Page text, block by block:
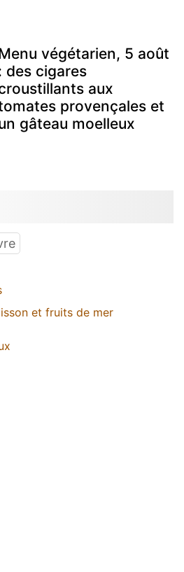
végétarien, 5 août
des cigares
aux
provençales et
gâteau moelleux
et fruits de mer